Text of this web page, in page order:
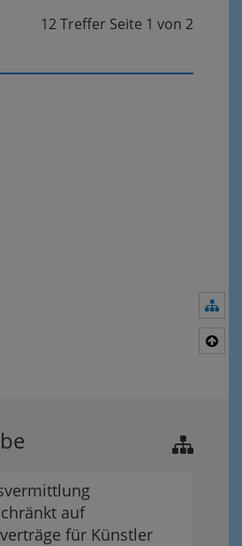
12 Treffer Seite 1 von 2
auf
für Künstler